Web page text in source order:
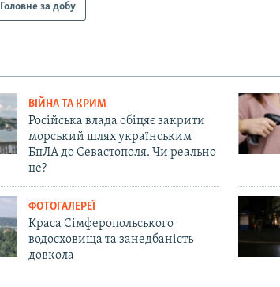
Головне за добу
ВІЙНА ТА КРИМ
Російська влада обіцяє закрити
морський шлях українським
БпЛА до Севастополя. Чи реально
це?
ФОТОГАЛЕРЕЇ
Краса Сімферопольського
водосховища та занедбаність
довкола